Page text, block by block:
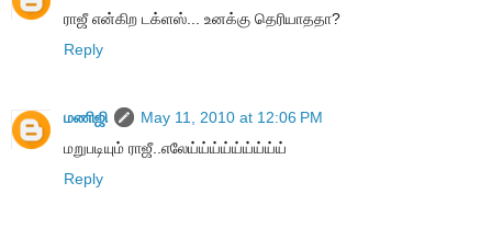
ராஜீ என்கிற டக்ளஸ்... உனக்கு தெரியாததா?
Reply
மணிஜி
May 11, 2010 at 12:06 PM
மறுபடியும் ராஜீ..எலேய்ய்ய்ய்ய்ய்ய்ய்ய்
Reply